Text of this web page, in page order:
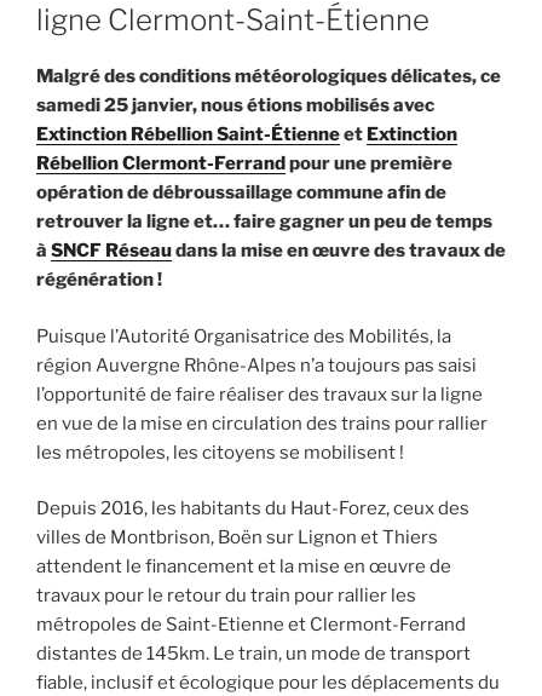
ligne Clermont-Saint-Étienne
Malgré des conditions météorologiques délicates, ce
samedi 25 janvier, nous étions mobilisés avec
Extinction Rébellion Saint-Étienneet Extinction
Rébellion Clermont-Ferrand pour une première
opération de débroussaillage commune afin de
retrouver la ligne et… faire gagner un peu de temps
à SNCF Réseaudans la mise en œuvre des travaux de
régénération !
Puisque l’Autorité Organisatrice des Mobilités, la
région Auvergne Rhône-Alpes n’a toujours pas saisi
l’opportunité de faire réaliser des travaux sur la ligne
en vue de la mise en circulation des trains pour rallier
les métropoles, les citoyens se mobilisent !
Depuis 2016, les habitants du Haut-Forez, ceux des
villes de Montbrison, Boën sur Lignon et Thiers
attendent le financement et la mise en œuvre de
travaux pour le retour du train pour rallier les
métropoles de Saint-Etienne et Clermont-Ferrand
distantes de 145km. Le train, un mode de transport
fiable, inclusif et écologique pour les déplacements du